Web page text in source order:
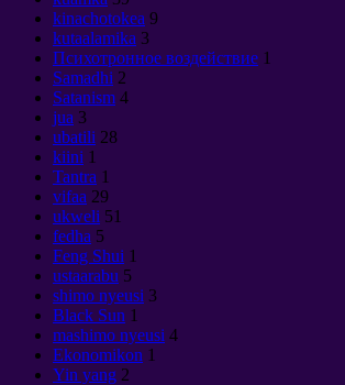
kinachotokea 9
kutaalamika 3
Психотронное воздействие 1
Samadhi 2
Satanism 4
jua 3
ubatili 28
kiini 1
Tantra 1
vifaa 29
ukweli 51
fedha 5
Feng Shui 1
ustaarabu 5
shimo nyeusi 3
Black Sun 1
mashimo nyeusi 4
Ekonomikon 1
Yin yang 2